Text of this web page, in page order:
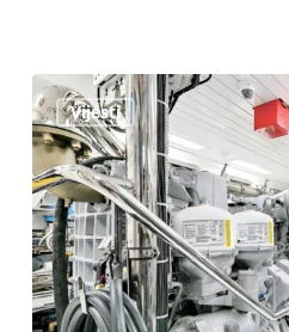
Vijesti
Rolls-
Royce
proširuje
ugovor
o
jahting
sistemima
sa
Overmarine